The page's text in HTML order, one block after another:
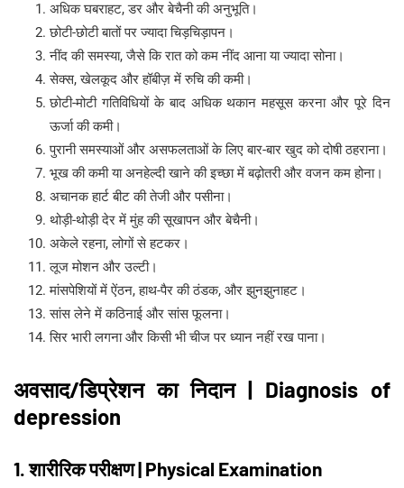
अधिक घबराहट, डर और बेचैनी की अनुभूति।
छोटी-छोटी बातों पर ज्यादा चिड़चिड़ापन।
नींद की समस्या, जैसे कि रात को कम नींद आना या ज्यादा सोना।
सेक्स, खेलकूद और हॉबीज़ में रुचि की कमी।
छोटी-मोटी गतिविधियों के बाद अधिक थकान महसूस करना और पूरे दिन
ऊर्जा की कमी।
पुरानी समस्याओं और असफलताओं के लिए बार-बार खुद को दोषी ठहराना।
भूख की कमी या अनहेल्दी खाने की इच्छा में बढ़ोतरी और वजन कम होना।
अचानक हार्ट बीट की तेजी और पसीना।
थोड़ी-थोड़ी देर में मुंह की सूखापन और बेचैनी।
अकेले रहना, लोगों से हटकर।
लूज मोशन और उल्टी।
मांसपेशियों में ऐंठन, हाथ-पैर की ठंडक, और झुनझुनाहट।
सांस लेने में कठिनाई और सांस फूलना।
सिर भारी लगना और किसी भी चीज पर ध्यान नहीं रख पाना।
अवसाद/डिप्रेशन का निदान | Diagnosis of
depression
1. शारीरिक परीक्षण | Physical Examination